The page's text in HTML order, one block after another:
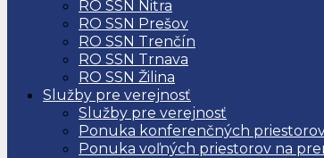
RO SSN Nitra
RO SSN Prešov
RO SSN Trenčín
RO SSN Trnava
RO SSN Žilina
Služby pre verejnosť
Služby pre verejnosť
Ponuka konferenčných
Ponuka voľných priestorov na